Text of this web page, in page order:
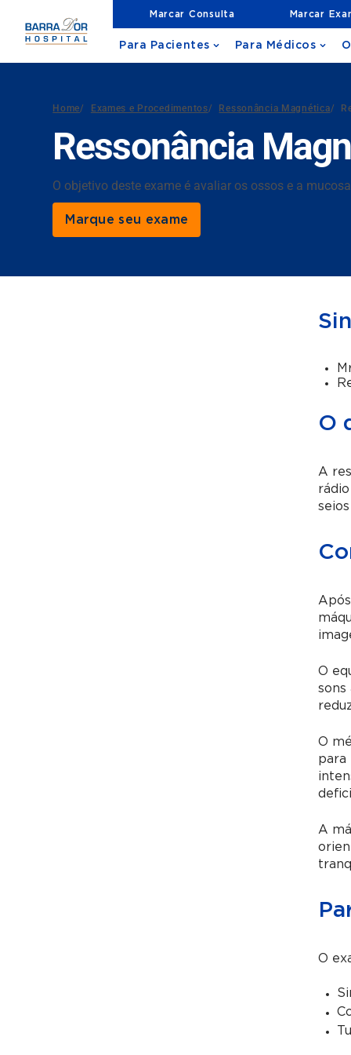
Marcar Consulta Marcar
Para Pacientes Para Médicos
Home/ Exames e Procedimentos/ Ressonância Magnética/
Ressonância
O objetivo deste exame é avaliar os ossos e a
Marque seu exame
O
A
O
sons
O
para
A
O